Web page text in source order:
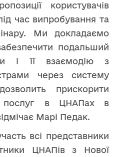
користувачів
час випробування та
Ми докладаємо
подальший
і її взаємодію з
через систему
прискорити
послуг в ЦНАПах в
Марі Педак.
всі представники
ЦНАПів з Нової